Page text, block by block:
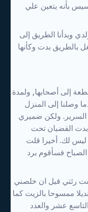
بأنه يتعين علي
وبدأنا الطريق إلى
بالطريق بدت وكأنها
إلى أصحابها, ولمدة
وصلنا إلى المنزل
ولكن ضميري
القضبان تحت
لك. أخيرا قلت
فسأقوم برد
رئتي قبل ان خلصني
ممسوحا بالزيت كما
عشر والعدد